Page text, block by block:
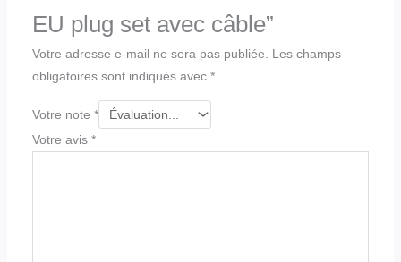
EU plug set avec câble”
Votre adresse e-mail ne sera pas publiée.
Les champs
obligatoires sont indiqués avec *
Votre note *
Votre avis *